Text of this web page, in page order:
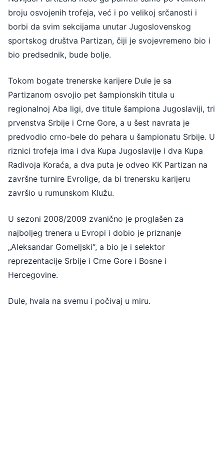
broju osvojenih trofeja, već i po velikoj srčanosti i
borbi da svim sekcijama unutar Jugoslovenskog
sportskog društva Partizan, čiji je svojevremeno bio i
bio predsednik, bude bolje.
Tokom bogate trenerske karijere Dule je sa
Partizanom osvojio pet šampionskih titula u
regionalnoj Aba ligi, dve titule šampiona Jugoslaviji, tri
prvenstva Srbije i Crne Gore, a u šest navrata je
predvodio crno-bele do pehara u šampionatu Srbije. U
riznici trofeja ima i dva Kupa Jugoslavije i dva Kupa
Radivoja Koraća, a dva puta je odveo KK Partizan na
završne turnire Evrolige, da bi trenersku karijeru
završio u rumunskom Klužu.
U sezoni 2008/2009 zvanično je proglašen za
najboljeg trenera u Evropi i dobio je priznanje
„Aleksandar Gomeljski“, a bio je i selektor
reprezentacije Srbije i Crne Gore i Bosne i
Hercegovine.
Dule, hvala na svemu i počivaj u miru.